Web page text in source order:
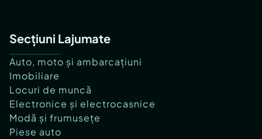
Secțiuni Lajumate
Auto, moto și ambarcațiuni
Imobiliare
Locuri de muncă
Electronice și electrocasnice
Modă și frumusețe
Piese auto